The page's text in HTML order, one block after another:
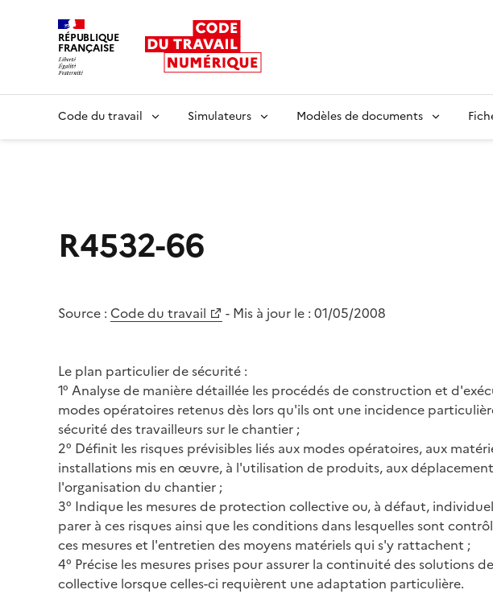
RÉPUBLIQUE
FRANÇAISE
Code du travail Simulateurs Modèles de documents
R4532-66
Source : Code du travail - Mis à jour le : 01/05/2008
Le plan particulier de sécurité :
1° Analyse de manière détaillée les procédés de construction et
modes opératoires retenus dès lors qu'ils ont une incidence
sécurité des travailleurs sur le chantier ;
2° Définit les risques prévisibles liés aux modes opératoires, aux
installations mis en œuvre, à l'utilisation de produits, aux
l'organisation du chantier ;
3° Indique les mesures de protection collective ou, à défaut,
parer à ces risques ainsi que les conditions dans lesquelles sont
ces mesures et l'entretien des moyens matériels qui s'y rattachent ;
4° Précise les mesures prises pour assurer la continuité des solutions
collective lorsque celles-ci requièrent une adaptation particulière.